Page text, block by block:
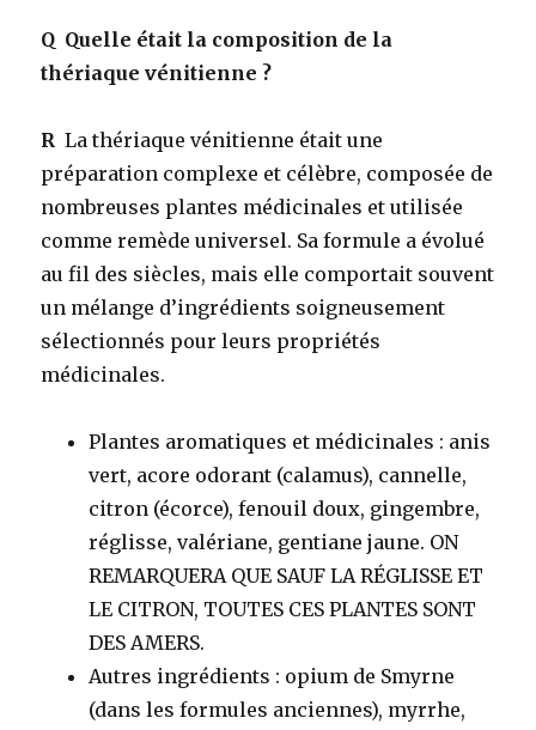
Q Quelle était la composition de la
thériaque vénitienne ?
RLa thériaque vénitienne était une
préparation complexe et célèbre, composée de
nombreuses plantes médicinales et utilisée
comme remède universel. Sa formule a évolué
au fil des siècles, mais elle comportait souvent
un mélange d’ingrédients soigneusement
sélectionnés pour leurs propriétés
médicinales.
Plantes aromatiques et médicinales : anis
vert, acore odorant (calamus), cannelle,
citron (écorce), fenouil doux, gingembre,
réglisse, valériane, gentiane jaune. ON
REMARQUERA QUE SAUF LA RÉGLISSE ET
LE CITRON, TOUTES CES PLANTES SONT
DES AMERS.
Autres ingrédients : opium de Smyrne
(dans les formules anciennes), myrrhe,